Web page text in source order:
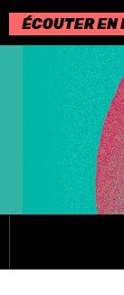
Passer
au
contenu